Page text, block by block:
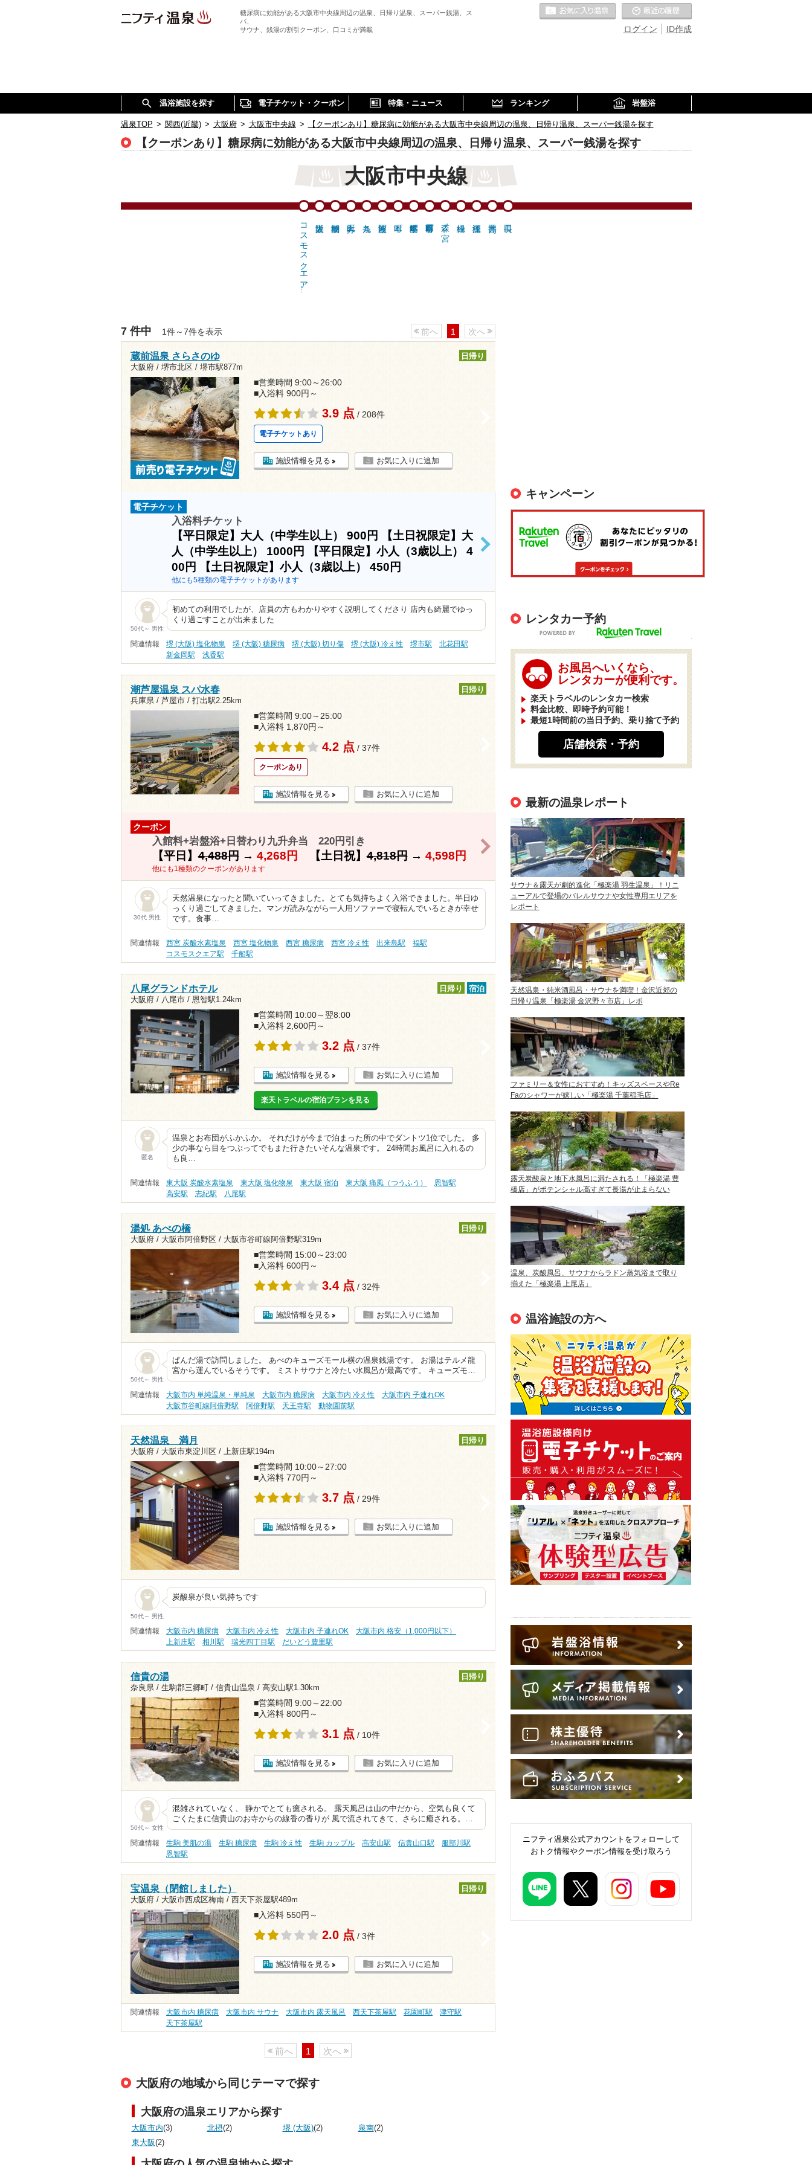
糖尿病に効能がある大阪市中央線周辺の温泉、日帰り温泉、スーパー銭湯、ス
パ、
サウナ、銭湯の割引クーポン、口コミが満載
ID作成
ログイン
お気に入りの温泉
温浴施設を探す 電子チケット・クーポン 特集・ニュース ランキング 岩盤浴
温泉TOP > 関西(近畿) > 大阪府 > 大阪市中央線 > 【クーポンあり】糖尿病に効能がある大阪市中央線周辺の温泉、日帰り温泉、スーパー銭湯を探す
【クーポンあり】糖尿病に効能がある大阪市中央線周辺の温泉、日帰り温泉、スーパー銭湯を探す
大阪市中央線
コスモスクエア… 森ノ宮
7 件中 1件～7件を表示 前へ 1 次へ
蔵前温泉 さらさのゆ
大阪府 / 堺市北区 / 堺市駅877m
日帰り
■営業時間 9:00～26:00
■入浴料 900円～
3.9 点 / 208件
電子チケットあり
施設情報を見る お気に入りに追加
電子チケット
入浴料チケット
【平日限定】大人（中学生以上） 900円
【土日祝限定】大
人（中学生以上） 1000円 【平日限定】小人（3歳以上） 4
00円
【土日祝限定】小人（3歳以上） 450円
他にも5種類の電子チケットがあります
>
50代～ 男性
初めての利用でしたが、店員の方もわかりやすく説明してくださり 店内も綺麗でゆっ
くり過ごすことが出来ました
関連情報 堺 (大阪) 塩化物泉 堺 (大阪) 糖尿病 堺 (大阪) 切り傷 堺 (大阪) 冷え性 堺市駅
北花田駅
新金岡駅
浅香駅
潮芦屋温泉 スパ水春
兵庫県 / 芦屋市 / 打出駅2.25km
日帰り
■営業時間 9:00～25:00
■入浴料 1,870円～
4.2 点 / 37件
クーポンあり
施設情報を見る お気に入りに追加
クーポン
入館料+岩盤浴+日替わり九升弁当 220円引き
【平日】4,488円→ 4,268円 【土日祝】4,818円→ 4,598円
他にも1種類のクーポンがあります
30代 男性
天然温泉になったと聞いていってきました。とても気持ちよく入浴できました。半日ゆ
っくり過ごしてきました。マンガ読みながら一人用ソファーで寝転んでいるときが幸せ
です。食事…
関連情報 西宮 炭酸水素塩泉 西宮 塩化物泉 西宮 糖尿病 西宮 冷え性 出来島駅
福駅
コスモスクエア駅
千船駅
八尾グランドホテル
大阪府 / 八尾市 / 恩智駅1.24km
日帰り 宿泊
■営業時間 10:00～翌8:00
■入浴料 2,600円～
3.2 点 / 37件
施設情報を見る お気に入りに追加
楽天トラベルの宿泊プランを見る
匿名
温泉とお布団がふかふか。 それだけが今まで泊まった所の中でダントツ1位でした。 多
少の事なら目をつぶってでもまた行きたいそんな温泉です。 24時間お風呂に入れるの
も良…
関連情報 東大阪 炭酸水素塩泉 東大阪 塩化物泉 東大阪 宿泊 東大阪 痛風（つうふう）
恩智駅
高安駅
志紀駅 八尾駅
湯処 あべの橋
大阪府 / 大阪市阿倍野区 / 大阪市谷町線阿倍野駅319m
日帰り
■営業時間 15:00～23:00
■入浴料 600円～
3.4 点 / 32件
施設情報を見る お気に入りに追加
50代～ 男性
ぱんだ湯で訪問しました。 あべのキューズモール横の温泉銭湯です。 お湯はテルメ龍
宮から運んでいるそうです。 ミストサウナと冷たい水風呂が最高です。 キューズモ…
関連情報 大阪市内 単純温泉・単純泉 大阪市内 糖尿病 大阪市内 冷え性
大阪市内 子連れOK
大阪市谷町線阿倍野駅
阿倍野駅 天王寺駅 動物園前駅
天然温泉 満月
大阪府 / 大阪市東淀川区 / 上新庄駅194m
日帰り
■営業時間 10:00～27:00
■入浴料 770円～
3.7 点 / 29件
施設情報を見る お気に入りに追加
50代～ 男性
炭酸泉が良い気持ちです
関連情報 大阪市内 糖尿病 大阪市内 冷え性 大阪市内 子連れOK
大阪市内 格安（1,000円以下）
上新庄駅
相川駅 瑞光四丁目駅 だいどう豊里駅
信貴の湯
奈良県 / 生駒郡三郷町 / 信貴山温泉 / 高安山駅1.30km
日帰り
■営業時間 9:00～22:00
■入浴料 800円～
3.1 点 / 10件
施設情報を見る お気に入りに追加
50代～ 女性
混雑されていなく、 静かでとても癒される。 露天風呂は山の中だから、空気も良くて
ごくたまに信貴山のお寺からの線香の香りが 風で流されてきて、さらに癒される。…
関連情報 生駒 美肌の湯 生駒 糖尿病 生駒 冷え性 生駒 カップル 高安山駅 信貴山口駅
服部川駅
恩智駅
宝温泉（閉館しました）
大阪府 / 大阪市西成区梅南 / 西天下茶屋駅489m
日帰り
■入浴料 550円～
2.0 点 / 3件
施設情報を見る お気に入りに追加
関連情報 大阪市内 糖尿病 大阪市内 サウナ 大阪市内 露天風呂 西天下茶屋駅 花園町駅
津守駅
天下茶屋駅
前へ 1 次へ
大阪府の地域から同じテーマで探す
大阪府の温泉エリアから探す
大阪市内(3) 北摂(2) 堺 (大阪)(2) 泉南(2)
東大阪(2)
キャンペーン
レンタカー予約
お風呂へいくなら、
レンタカーが便利です。
楽天トラベルのレンタカー検索
料金比較、即時予約可能！
最短1時間前の当日予約、乗り捨て予約
店舗検索・予約
最新の温泉レポート
サウナ＆露天が劇的進化「極楽湯 羽生温泉」！リニ
ューアルで登場のバレルサウナや女性専用エリアを
レポート
天然温泉・純米酒風呂・サウナを満喫！金沢近郊の
日帰り温泉「極楽湯 金沢野々市店」レポ
ファミリー＆女性におすすめ！キッズスペースやRe
Faのシャワーが嬉しい「極楽湯 千葉稲毛店」
露天炭酸泉と地下水風呂に満たされる！「極楽湯 豊
橋店」がポテンシャル高すぎて長湯が止まらない
温泉、炭酸風呂、サウナからラドン蒸気浴まで取り
揃えた「極楽湯 上尾店」
温浴施設の方へ
ニフティ温泉を使って手軽に
ニフティ温泉公式アカウントをフォローして
おトク情報やクーポン情報を受け取ろう